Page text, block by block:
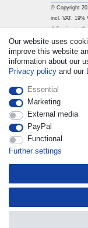
© Copyright
incl. VAT. 19%
deliveries to
Our website uses
improve this website
information about our
Privacy policy and our
Essential
Marketing
External media
PayPal
Functional
Further settings